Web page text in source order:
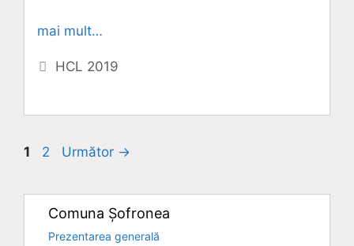
mai mult…
Categorii
HCL 2019
Pagina
1 Pagina
2 Următor →
Comuna Șofronea
Prezentarea generală